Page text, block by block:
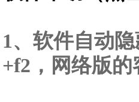
1、软件自动
+f2，网络版